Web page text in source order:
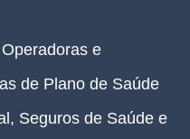
e
de Plano de Saúde
Seguros de Saúde e